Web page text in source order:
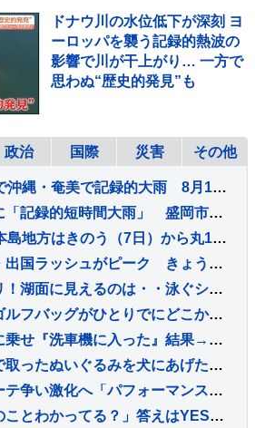
ドナウ川の水位低下が深刻 ヨ
ーロッパを襲う記録的熱波の
影響で川が干上がり… 一方で
思わぬ“歴史的発見”も
政治 国際 災害 その他
台風13号の影響で沖縄・奄美で記録的大雨 8月1か月分の平年雨量がこの2日間で降っているところも 台風15号 11日から12日にかけて北日本に最接近のおそれ【予報士解説】
【速報】岩手県に「記録的短時間大雨」 盛岡市付近で1時間に約100ミリの猛烈な雨 災害警戒 8日17:55時点
台風13号 沖縄本島地方はきのう（7日）から丸1日暴風域に入った状態 倒木や停電相次ぐ 本島北部中心に一時最大で約1万8000戸が停電 少なくとも9人がけが
お盆休み 帰省・出国ラッシュがピーク きょう（8日）から最長で9連休 東海道・山陽新幹線「のぞみ」下りは午前中ほぼ満席 羽田空港の国際線は出国ピーク
釣り人もビックリ！湖面に見えるのは・・泳ぐシカ！？【アメリカ・動画】
後ろうしろ～！ゴルフバッグがひとりでにどこかへ行こうとしているよ！！【海外・動画】
大型犬を助手席に乗せ『洗車機に入った』結果→『怖がるかな』と思ったら…コントのような『まさかの光景』に爆笑「可愛いｗ」「めっちゃ笑った」
ゲームセンターで取ったぬいぐるみを犬にあげた結果→振り回すので『いじめないで』とお願いすると…愛おしい光景に反響「偉すぎて涙が出そう」
佐々木朗希、ローテ争い激化へ「パフォーマンスを出さないことには残っていけない」6回2失点勝敗つかずも「ゾーンで勝負できた」
「うちの猫、私のことわかってる？」答えはYES！猫の飼い主・認識能力と育てるコツ【獣医が解説】